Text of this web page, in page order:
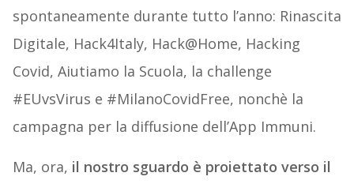
spontaneamente durante tutto l’anno: Rinascita
Digitale, Hack4Italy, Hack@Home, Hacking
Covid, Aiutiamo la Scuola, la challenge
#EUvsVirus e #MilanoCovidFree, nonchè la
campagna per la diffusione dell’App Immuni.
Ma, ora, il nostro sguardo è proiettato verso il